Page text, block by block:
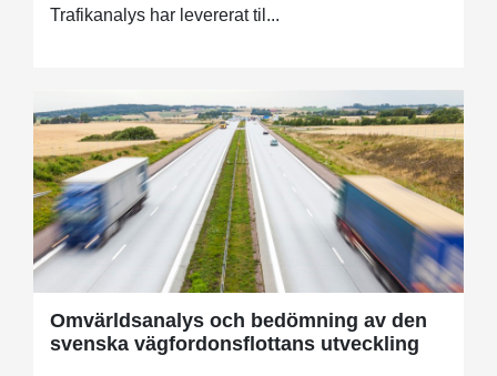
Trafikanalys har levererat til...
Omvärldsanalys och bedömning av den
svenska vägfordonsflottans utveckling